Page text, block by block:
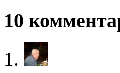
10